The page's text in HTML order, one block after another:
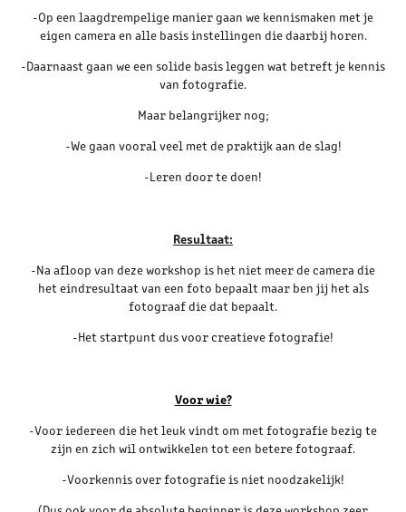
-Op een laagdrempelige manier gaan we kennismaken met je
eigen camera en alle basis instellingen die daarbij horen.
-Daarnaast gaan we een solide basis leggen wat betreft je kennis
van fotografie.
Maar belangrijker nog;
-We gaan vooral veel met de praktijk aan de slag!
-Leren door te doen!
Resultaat:
-Na afloop van deze workshop is het niet meer de camera die
het eindresultaat van een foto bepaalt maar ben jij het als
fotograaf die dat bepaalt.
-Het startpunt dus voor creatieve fotografie!
Voor wie?
-Voor iedereen die het leuk vindt om met fotografie bezig te
zijn en zich wil ontwikkelen tot een betere fotograaf.
-Voorkennis over fotografie is niet noodzakelijk!